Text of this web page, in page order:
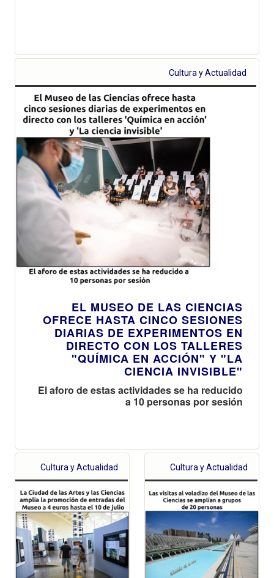
Cultura y Actualidad
EL MUSEO DE LAS CIENCIAS
OFRECE HASTA CINCO SESIONES
DIARIAS DE EXPERIMENTOS EN
DIRECTO CON LOS TALLERES
"QUÍMICA EN ACCIÓN" Y "LA
CIENCIA INVISIBLE"
El aforo de estas actividades se ha reducido
a 10 personas por sesión
Cultura y Actualidad Cultura y Actualidad